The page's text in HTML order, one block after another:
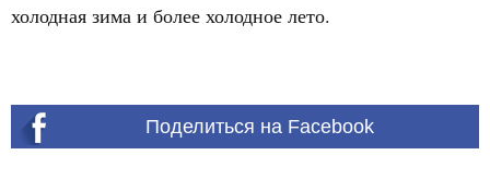
холодная зима и более холодное лето.
Поделиться на Facebook